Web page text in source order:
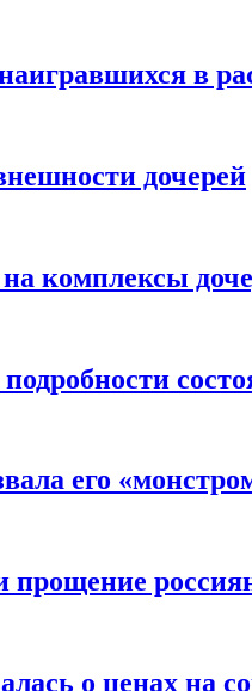
в
дочерей
комплексы
его
прощение
о ценах на